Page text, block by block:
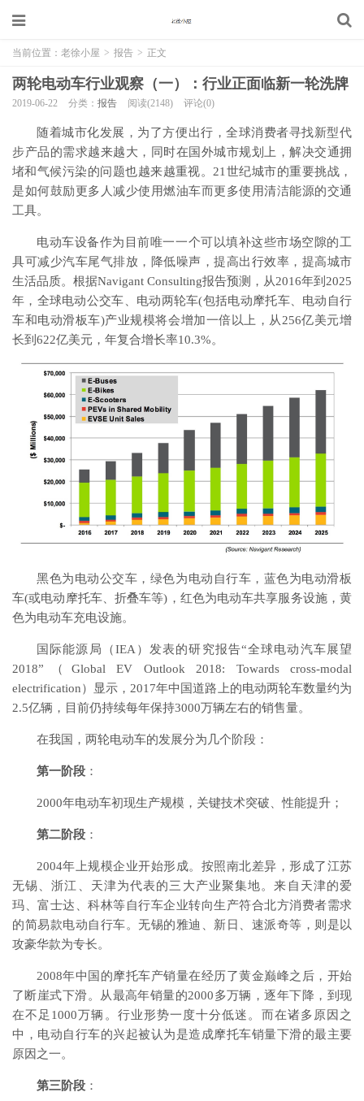
当前位置： 老徐小屋 > 报告 > 正文
两轮电动车行业观察（一）：行业正面临新一轮洗牌
2019-06-22 分类： 报告 阅读(2148) 评论(0)
随着城市化发展，为了方便出行，全球消费者寻找新型代
步产品的需求越来越大，同时在国外城市规划上，解决交通拥
堵和气候污染的问题也越来越重视。21世纪城市的重要挑战，
是如何鼓励更多人减少使用燃油车而更多使用清洁能源的交通
工具。
电动车设备作为目前唯一一个可以填补这些市场空隙的工
具可减少汽车尾气排放，降低噪声，提高出行效率，提高城市
生活品质。根据Navigant Consulting报告预测，从2016年到2025
年，全球电动公交车、电动两轮车(包括电动摩托车、电动自行
车和电动滑板车)产业规模将会增加一倍以上，从256亿美元增
长到622亿美元，年复合增长率10.3%。
黑色为电动公交车，绿色为电动自行车，蓝色为电动滑板
车(或电动摩托车、折叠车等)，红色为电动车共享服务设施，黄
色为电动车充电设施。
国际能源局（IEA）发表的研究报告“全球电动汽车展望
2018”（Global EV Outlook 2018: Towards cross-modal
electrification）显示，2017年中国道路上的电动两轮车数量约为
2.5亿辆，目前仍持续每年保持3000万辆左右的销售量。
在我国，两轮电动车的发展分为几个阶段：
第一阶段 ：
2000年电动车初现生产规模，关键技术突破、性能提升；
第二阶段 ：
2004年上规模企业开始形成。按照南北差异，形成了江苏
无锡、浙江、天津为代表的三大产业聚集地。来自天津的爱
玛、富士达、科林等自行车企业转向生产符合北方消费者需求
的简易款电动自行车。无锡的雅迪、新日、速派奇等，则是以
攻豪华款为专长。
2008年中国的摩托车产销量在经历了黄金巅峰之后，开始
了断崖式下滑。从最高年销量的2000多万辆，逐年下降，到现
在不足1000万辆。行业形势一度十分低迷。而在诸多原因之
中，电动自行车的兴起被认为是造成摩托车销量下滑的最主要
原因之一。
第三阶段 ：